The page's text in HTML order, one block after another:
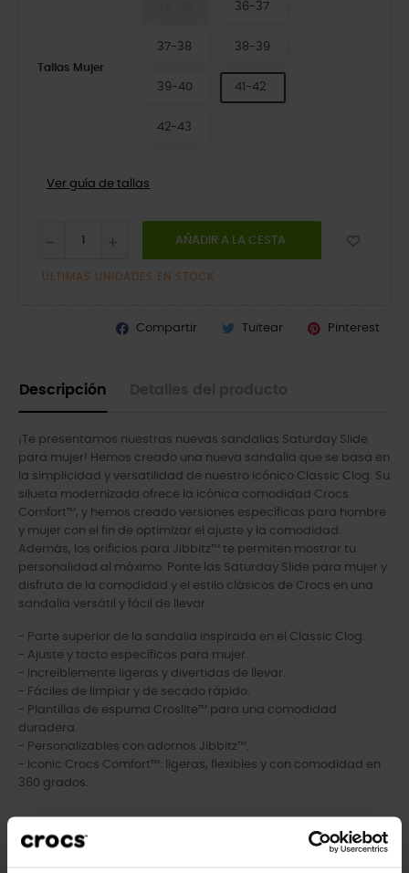
Tallas Mujer
36-37
37-38 38-39
39-40 41-42
42-43
Ver guía de tallas
AÑADIR A LA CESTA
ÚLTIMAS UNIDADES EN STOCK
Compartir Tuitear Pinterest
Descripción
¡Te presentamos nuestras nuevas sandalias Saturday Slide
para mujer! Hemos creado una nueva sandalia que se basa en
la simplicidad y versatilidad de nuestro icónico Classic Clog. Su
silueta modernizada ofrece la icónica comodidad Crocs
Comfort™, y hemos creado versiones específicas para hombre
y mujer con el fin de optimizar el ajuste y la comodidad.
Además, los orificios para Jibbitz™ te permiten mostrar tu
personalidad al máximo. Ponte las Saturday Slide para mujer y
disfruta de la comodidad y el estilo clásicos de Crocs en una
sandalia versátil y fácil de llevar.
- Parte superior de la sandalia inspirada en el Classic Clog.
- Ajuste y tacto específicos para mujer.
- Increíblemente ligeras y divertidas de llevar.
- Fáciles de limpiar y de secado rápido.
- Plantillas de espuma Croslite™ para una comodidad
duradera.
- Personalizables con adornos Jibbitz™.
- Iconic Crocs Comfort™: ligeras, flexibles y con comodidad en
360 grados.